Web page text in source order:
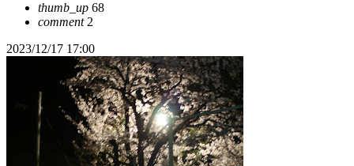
thumb_up 68
comment2
2023/12/17 17:00